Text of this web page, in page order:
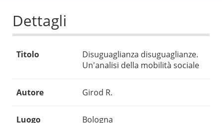
Dettagli
Titolo
Disuguaglianza disuguaglianze.
Un'analisi della mobilità sociale
Autore Girod R.
Luogo Bologna